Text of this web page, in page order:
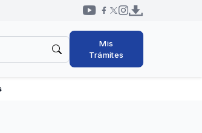
Redes
sociales
cabezal
Mis
Trámites